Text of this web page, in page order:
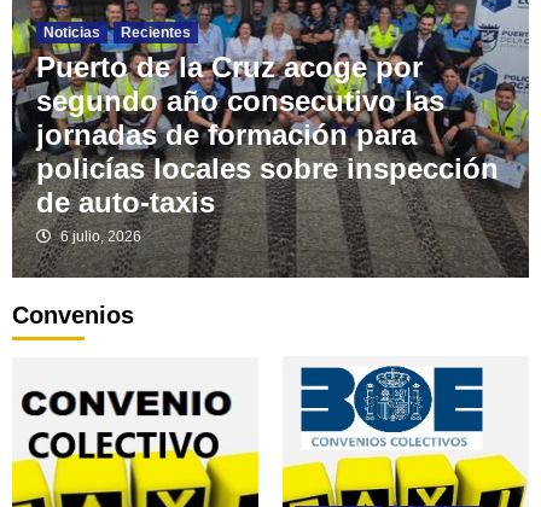
Noticias Recientes
Puerto de la Cruz acoge por
segundo año consecutivo las
jornadas de formación para
policías locales sobre inspección
de auto-taxis
6 julio, 2026
Convenios